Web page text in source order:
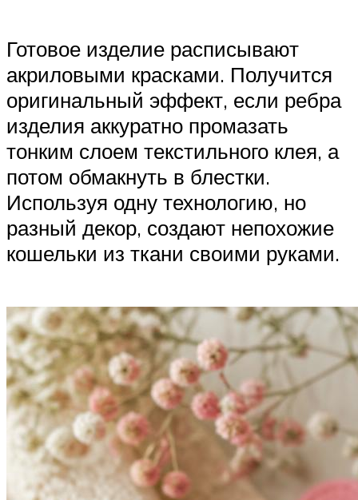
Готовое изделие расписывают
акриловыми красками. Получится
оригинальный эффект, если ребра
изделия аккуратно промазать
тонким слоем текстильного клея, а
потом обмакнуть в блестки.
Используя одну технологию, но
разный декор, создают непохожие
кошельки из ткани своими руками.